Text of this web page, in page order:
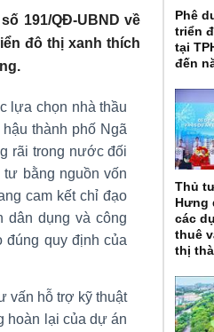
191/QĐ-UBND về
đô thị xanh thích
lựa chọn nhà thầu
thành phố Ngã
rãi trong nước đối
bằng nguồn vốn
cam kết chỉ đạo
dân dụng và công
đúng quy định của
vấn hỗ trợ kỹ thuật
hoàn lại của dự án
Phê
triển
tại
đến
Thủ
Hưng
các
thuê
thị